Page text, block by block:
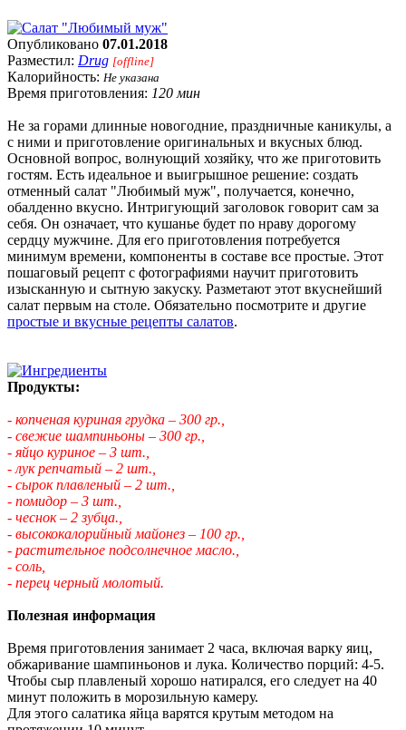
Опубликовано 07.01.2018
Разместил: Drug [offline]
Калорийность: Не указана
Время приготовления: 120 мин
Не за горами длинные новогодние, праздничные каникулы, а
с ними и приготовление оригинальных и вкусных блюд.
Основной вопрос, волнующий хозяйку, что же приготовить
гостям. Есть идеальное и выигрышное решение: создать
отменный салат "Любимый муж", получается, конечно,
обалденно вкусно. Интригующий заголовок говорит сам за
себя. Он означает, что кушанье будет по нраву дорогому
сердцу мужчине. Для его приготовления потребуется
минимум времени, компоненты в составе все простые. Этот
пошаговый рецепт с фотографиями научит приготовить
изысканную и сытную закуску. Разметают этот вкуснейший
салат первым на столе. Обязательно посмотрите и другие
простые и вкусные рецепты салатов.
Продукты:
- копченая куриная грудка – 300 гр.,
- свежие шампиньоны – 300 гр.,
- яйцо куриное – 3 шт.,
- лук репчатый – 2 шт.,
- сырок плавленый – 2 шт.,
- помидор – 3 шт.,
- чеснок – 2 зубца.,
- высококалорийный майонез – 100 гр.,
- растительное подсолнечное масло.,
- соль,
- перец черный молотый.
Полезная информация
Время приготовления занимает 2 часа, включая варку яиц,
обжаривание шампиньонов и лука. Количество порций: 4-5.
Чтобы сыр плавленый хорошо натирался, его следует на 40
минут положить в морозильную камеру.
Для этого салатика яйца варятся крутым методом на